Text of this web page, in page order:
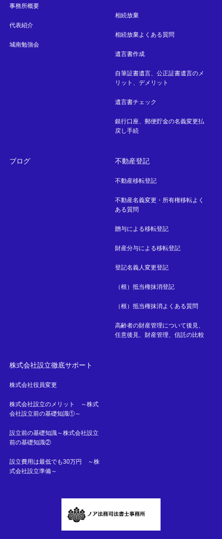
事務所概要
代表紹介
城南勉強会
相続放棄
相続放棄よくある質問
遺言書作成
自筆証書遺言、公正証書遺言のメ
リット、デメリット
遺言書チェック
銀行口座、郵便貯金の名義変更払
戻し手続
ブログ 不動産登記
不動産移転登記
不動産名義変更・所有権移転よく
ある質問
贈与による移転登記
財産分与による移転登記
登記名義人変更登記
（根）抵当権抹消登記
（根）抵当権抹消よくある質問
高齢者の財産管理について後見、
任意後見、財産管理、信託の比較
株式会社設立徹底サポート
株式会社役員変更
株式会社設立のメリット ～株式
会社設立前の基礎知識①～
設立前の基礎知識～株式会社設立
前の基礎知識②
設立費用は最低でも30万円 ～株
式会社設立準備～